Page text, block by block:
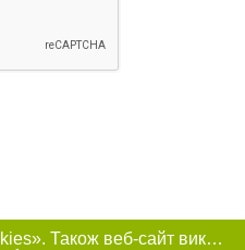
Цей сайт використовує «cookies». Також веб-сайт використовує інтернет-сервіс для збору технічних даних стосовно відвідувачів з метою отримання маркетингової та статистичної інформації. Умови обробки даних відвідувачів сайту див.